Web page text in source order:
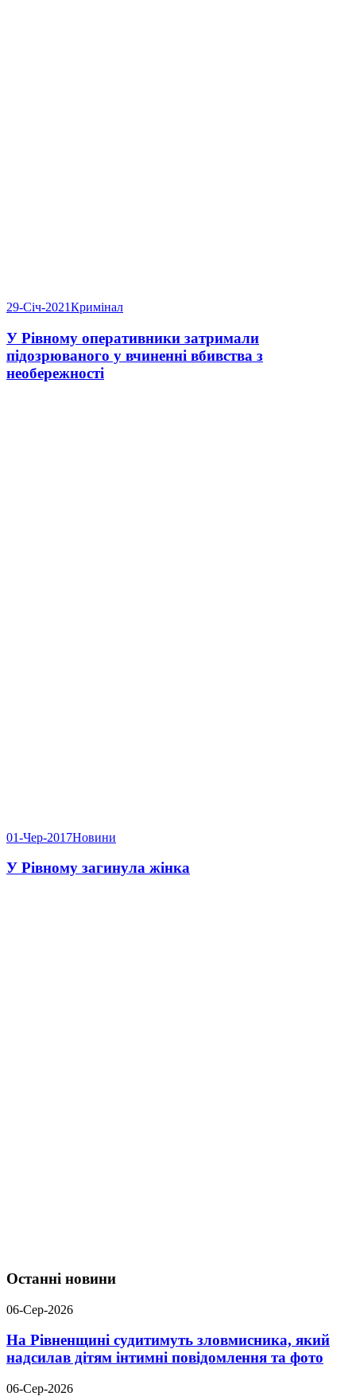
29-Січ-2021Кримінал
У Рівному оперативники затримали
підозрюваного у вчиненні вбивства з
необережності
01-Чер-2017Новини
У Рівному загинула жінка
Останні новини
06-Сер-2026
На Рівненщині судитимуть зловмисника, який
надсилав дітям інтимні повідомлення та фото
06-Сер-2026